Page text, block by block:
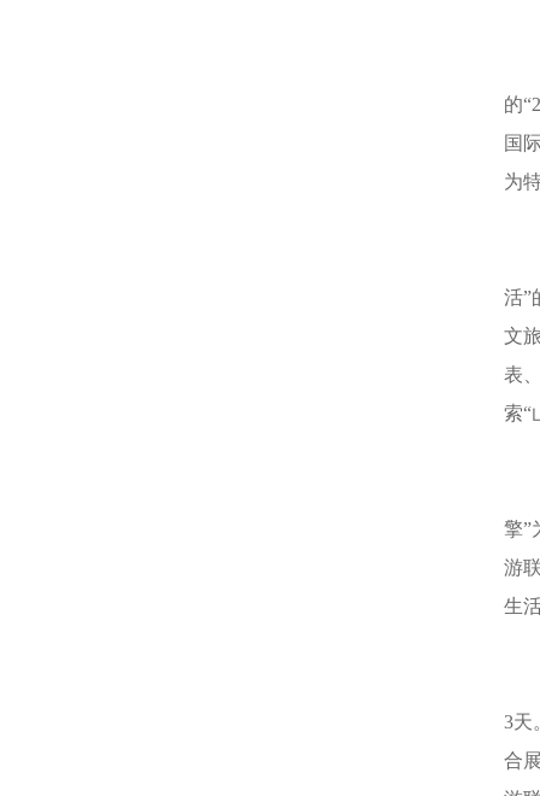
的
国
为
活”
文
表
索“
擎”
游
生
3天
合